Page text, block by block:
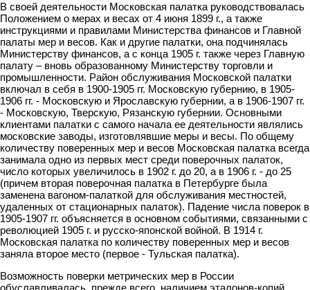
В своей деятельности Московская палатка руководствовалась
Положением о мерах и весах от 4 июня 1899 г., а также
инструкциями и правилами Министерства финансов и Главной
палаты мер и весов. Как и другие палатки, она подчинялась
Министерству финансов, а с конца 1905 г. также через Главную
палату – вновь образованному Министерству торговли и
промышленности. Район обслуживания Московской палатки
включал в себя в 1900-1905 гг. Московскую губернию, в 1905-
1906 гг. - Московскую и Ярославскую губернии, а в 1906-1907 гг.
- Московскую, Тверскую, Рязанскую губернии. Основными
клиентами палатки с самого начала ее деятельности являлись
московские заводы, изготовлявшие меры и весы. По общему
количеству поверенных мер и весов Московская палатка всегда
занимала одно из первых мест среди поверочных палаток,
число которых увеличилось в 1902 г. до 20, а в 1906 г. - до 25
(причем вторая поверочная палатка в Петербурге была
заменена вагоном-палаткой для обслуживания местностей,
удаленных от стационарных палаток). Падение числа поверок в
1905-1907 гг. объясняется в основном событиями, связанными с
революцией 1905 г. и русско-японской войной. В 1914 г.
Московская палатка по количеству поверенных мер и весов
заняла второе место (первое - Тульская палатка).
Возможность поверки метрических мер в России
обуславливалась, прежде всего, наличием эталонов-копий